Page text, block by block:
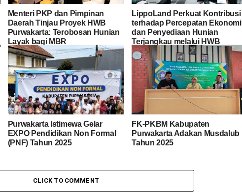
Menteri PKP dan Pimpinan
Daerah Tinjau Proyek HWB
Purwakarta: Terobosan Hunian
Layak bagi MBR
LippoLand Perkuat Kontribusi
terhadap Percepatan Ekonomi
dan Penyediaan Hunian
Terjangkau melalui HWB
Purwakarta
Purwakarta Istimewa Gelar
EXPO Pendidikan Non Formal
(PNF) Tahun 2025
FK-PKBM Kabupaten
Purwakarta Adakan Musdalub
Tahun 2025
CLICK TO COMMENT